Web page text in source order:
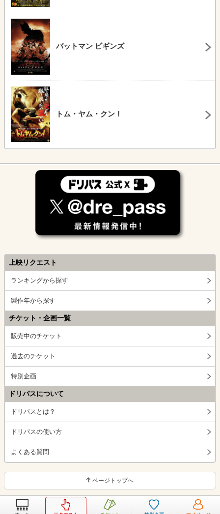
バットマン ビギンズ
トム・ヤム・クン！
上映リクエスト
ランキングから探す
製作年から探す
チケット・企画一覧
販売中のチケット
過去のチケット
特別企画
ドリパスについて
ドリパスとは？
ドリパスの使い方
よくある質問
ページトップへ